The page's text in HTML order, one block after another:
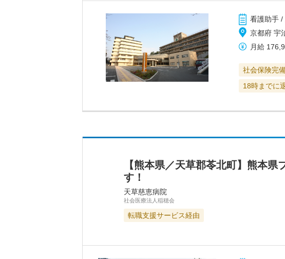
看護助手 /
京都府 宇
月給
社会保険完
18時までに
【熊本県／天草郡苓北町】熊本
す！
天草慈恵病院
社会医療法人稲穂会
転職支援サービス経由